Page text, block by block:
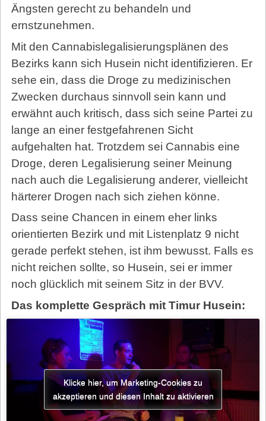
Ängsten gerecht zu behandeln und
ernstzunehmen.
Mit den Cannabislegalisierungsplänen des
Bezirks kann sich Husein nicht identifizieren. Er
sehe ein, dass die Droge zu medizinischen
Zwecken durchaus sinnvoll sein kann und
erwähnt auch kritisch, dass sich seine Partei zu
lange an einer festgefahrenen Sicht
aufgehalten hat. Trotzdem sei Cannabis eine
Droge, deren Legalisierung seiner Meinung
nach auch die Legalisierung anderer, vielleicht
härterer Drogen nach sich ziehen könne.
Dass seine Chancen in einem eher links
orientierten Bezirk und mit Listenplatz 9 nicht
gerade perfekt stehen, ist ihm bewusst. Falls es
nicht reichen sollte, so Husein, sei er immer
noch glücklich mit seinem Sitz in der BVV.
Das komplette Gespräch mit Timur Husein:
Klicke hier, um Marketing-Cookies zu
akzeptieren und diesen Inhalt zu aktivieren